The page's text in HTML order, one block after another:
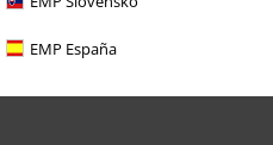
EMP España